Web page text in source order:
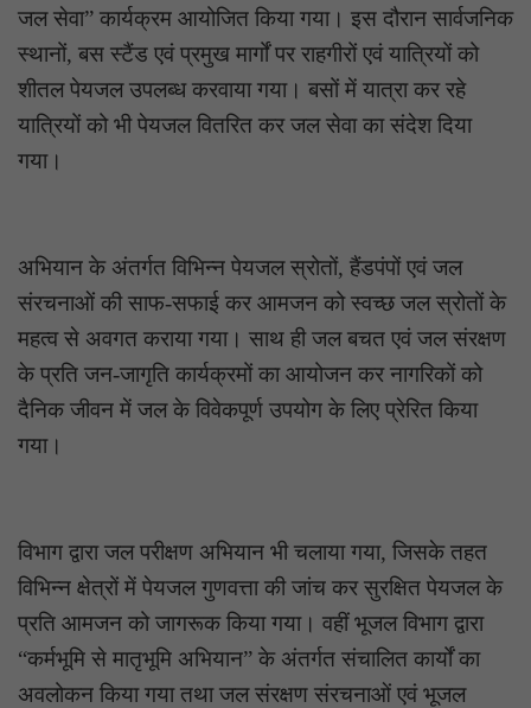
जल सेवा” कार्यक्रम आयोजित किया गया। इस दौरान सार्वजनिक
स्थानों, बस स्टैंड एवं प्रमुख मार्गों पर राहगीरों एवं यात्रियों को
शीतल पेयजल उपलब्ध करवाया गया। बसों में यात्रा कर रहे
यात्रियों को भी पेयजल वितरित कर जल सेवा का संदेश दिया
गया।
अभियान के अंतर्गत विभिन्न पेयजल स्रोतों, हैंडपंपों एवं जल
संरचनाओं की साफ-सफाई कर आमजन को स्वच्छ जल स्रोतों के
महत्व से अवगत कराया गया। साथ ही जल बचत एवं जल संरक्षण
के प्रति जन-जागृति कार्यक्रमों का आयोजन कर नागरिकों को
दैनिक जीवन में जल के विवेकपूर्ण उपयोग के लिए प्रेरित किया
गया।
विभाग द्वारा जल परीक्षण अभियान भी चलाया गया, जिसके तहत
विभिन्न क्षेत्रों में पेयजल गुणवत्ता की जांच कर सुरक्षित पेयजल के
प्रति आमजन को जागरूक किया गया। वहीं भूजल विभाग द्वारा
“कर्मभूमि से मातृभूमि अभियान” के अंतर्गत संचालित कार्यों का
अवलोकन किया गया तथा जल संरक्षण संरचनाओं एवं भूजल